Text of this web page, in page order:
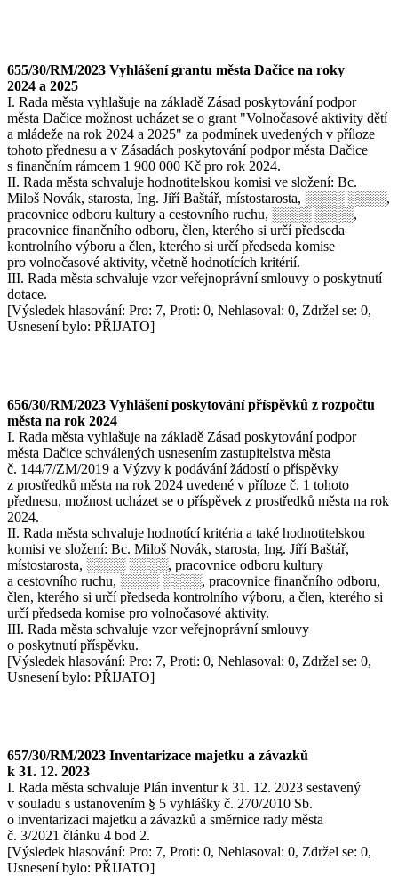
655/30/RM/2023 Vyhlášení grantu města Dačice na roky
2024 a 2025
I. Rada města vyhlašuje na základě Zásad poskytování podpor
města Dačice možnost ucházet se o grant "Volnočasové aktivity dětí
a mládeže na rok 2024 a 2025" za podmínek uvedených v příloze
tohoto přednesu a v Zásadách poskytování podpor města Dačice
s finančním rámcem 1 900 000 Kč pro rok 2024.
II. Rada města schvaluje hodnotitelskou komisi ve složení: Bc.
Miloš Novák, starosta, Ing. Jiří Baštář, místostarosta, ░░░░ ░░░░,
pracovnice odboru kultury a cestovního ruchu, ░░░░ ░░░░,
pracovnice finančního odboru, člen, kterého si určí předseda
kontrolního výboru a člen, kterého si určí předseda komise
pro volnočasové aktivity, včetně hodnotících kritérií.
III. Rada města schvaluje vzor veřejnoprávní smlouvy o poskytnutí
dotace.
[Výsledek hlasování: Pro: 7, Proti: 0, Nehlasoval: 0, Zdržel se: 0,
Usnesení bylo: PŘIJATO]
656/30/RM/2023 Vyhlášení poskytování příspěvků z rozpočtu
města na rok 2024
I. Rada města vyhlašuje na základě Zásad poskytování podpor
města Dačice schválených usnesením zastupitelstva města
č. 144/7/ZM/2019 a Výzvy k podávání žádostí o příspěvky
z prostředků města na rok 2024 uvedené v příloze č. 1 tohoto
přednesu, možnost ucházet se o příspěvek z prostředků města na rok
2024.
II. Rada města schvaluje hodnotící kritéria a také hodnotitelskou
komisi ve složení: Bc. Miloš Novák, starosta, Ing. Jiří Baštář,
místostarosta, ░░░░ ░░░░, pracovnice odboru kultury
a cestovního ruchu, ░░░░ ░░░░, pracovnice finančního odboru,
člen, kterého si určí předseda kontrolního výboru, a člen, kterého si
určí předseda komise pro volnočasové aktivity.
III. Rada města schvaluje vzor veřejnoprávní smlouvy
o poskytnutí příspěvku.
[Výsledek hlasování: Pro: 7, Proti: 0, Nehlasoval: 0, Zdržel se: 0,
Usnesení bylo: PŘIJATO]
657/30/RM/2023 Inventarizace majetku a závazků
k 31. 12. 2023
I. Rada města schvaluje Plán inventur k 31. 12. 2023 sestavený
v souladu s ustanovením § 5 vyhlášky č. 270/2010 Sb.
o inventarizaci majetku a závazků a směrnice rady města
č. 3/2021 článku 4 bod 2.
[Výsledek hlasování: Pro: 7, Proti: 0, Nehlasoval: 0, Zdržel se: 0,
Usnesení bylo: PŘIJATO]